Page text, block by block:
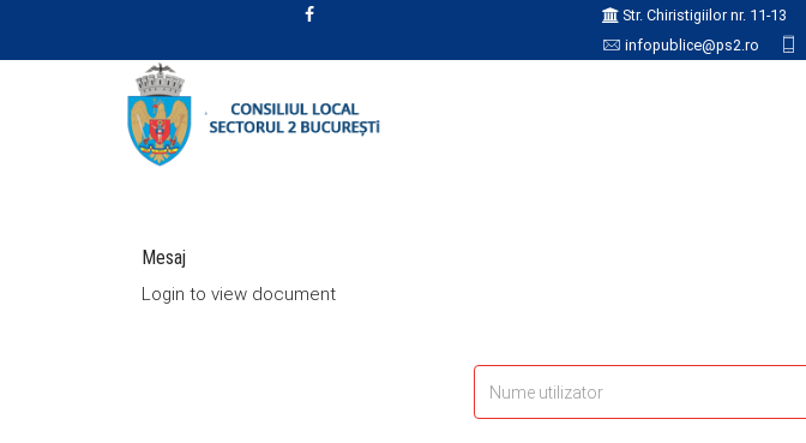
Str. Chiristigiilor nr. 11-13
infopublice@ps2.ro
Mesaj
Login to view document